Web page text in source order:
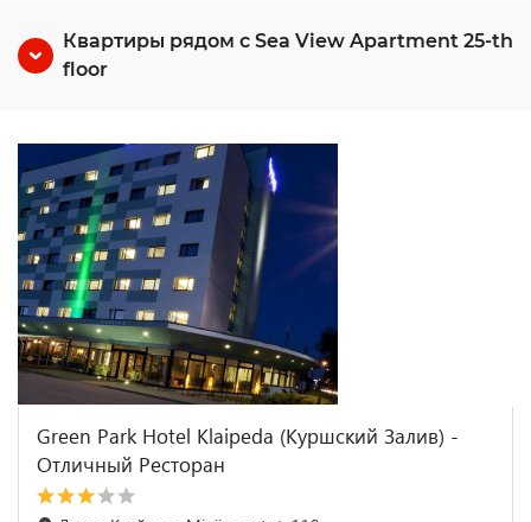
Квартиры рядом с Sea View Apartment 25-th
floor
Green Park Hotel Klaipeda (Куршский Залив) -
Отличный Ресторан